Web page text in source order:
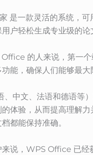
是一款灵活的系统，
户轻松生成专业级的论
的人来说，第一
能，确保人们能够最大
、中文、法语和德语等
体验，从而提高理解
都能保持准确。
说，WPS Office 已经